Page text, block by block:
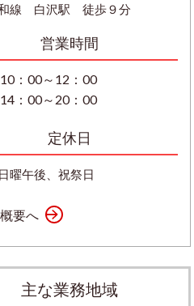
線 白沢駅 徒歩９分
営業時間
：00～12：00
：00～20：00
定休日
曜午後、祝祭日
要へ
主な業務地域